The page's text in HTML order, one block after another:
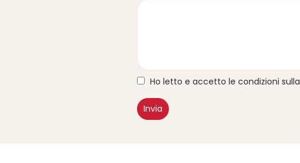
Ho letto e accetto le condizioni sulla